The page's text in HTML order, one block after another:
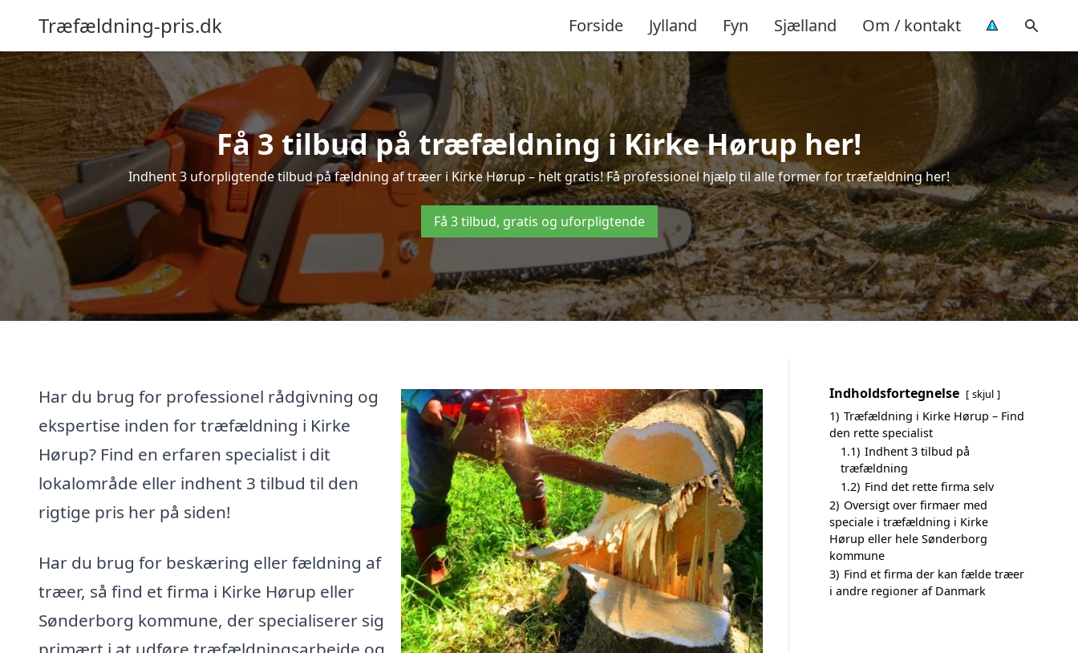
Træfældning-pris.dk Forside Jylland Fyn Sjælland Om / kontakt
Få 3 tilbud på træfældning i Kirke Hørup her!
Indhent 3 uforpligtende tilbud på fældning af træer i Kirke Hørup – helt gratis! Få professionel hjælp til alle former for træfældning her!
Få 3 tilbud, gratis og uforpligtende
Har du brug for professionel rådgivning og
ekspertise inden for træfældning i Kirke
Hørup? Find en erfaren specialist i dit
lokalområde eller indhent 3 tilbud til den
rigtige pris her på siden!
Har du brug for beskæring eller fældning af
træer, så find et firma i Kirke Hørup eller
Sønderborg kommune, der specialiserer sig
Indholdsfortegnelse skjul
1) Træfældning i Kirke Hørup – Find
den rette specialist
1.1) Indhent 3 tilbud på
træfældning
1.2) Find det rette firma selv
2) Oversigt over firmaer med
speciale i træfældning i Kirke
Hørup eller hele Sønderborg
kommune
3) Find et firma der kan fælde træer
i andre regioner af Danmark